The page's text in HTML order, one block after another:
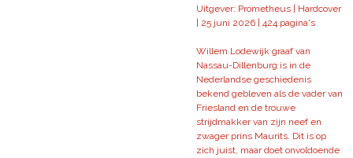
Uitgever: Prometheus | Hardcover
25 juni 2026 | 424 pagina's
Willem Lodewijk graaf van
Nassau-Dillenburg is in de
Nederlandse geschiedenis
bekend gebleven als de vader van
Friesland en de trouwe
strijdmakker van zijn neef en
zwager prins Maurits. Dit is op
zich juist, maar doet onvoldoende